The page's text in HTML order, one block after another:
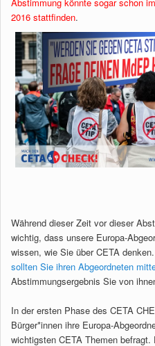
2016 stattfinden.
Während dieser Zeit vor dieser
wichtig, dass unsere Europa-
wissen, wie Sie über CETA denken.
sollten Sie ihren Abgeordneten
Abstimmungsergebnis Sie von
In der ersten Phase des CETA
Bürger*innen ihre Europa-
wichtigsten CETA Themen befragt.